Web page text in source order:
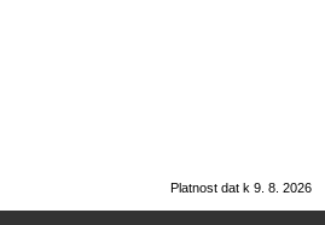
Platnost dat k 9. 8. 2026